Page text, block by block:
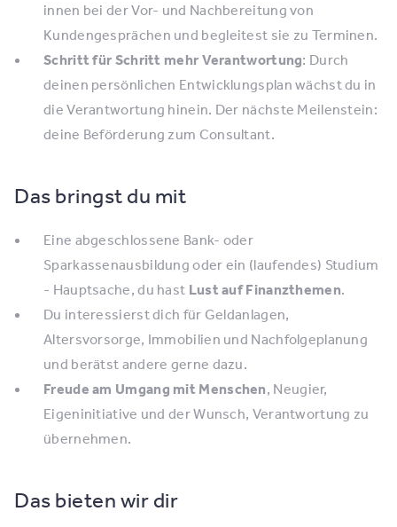
innen bei der Vor- und Nachbereitung von
Kundengesprächen und begleitest sie zu Terminen.
Schritt für Schritt mehr Verantwortung: Durch
deinen persönlichen Entwicklungsplan wächst du in
die Verantwortung hinein. Der nächste Meilenstein:
deine Beförderung zum Consultant.
Das bringst du mit
Eine abgeschlossene Bank- oder
Sparkassenausbildung oder ein (laufendes) Studium
- Hauptsache, du hast Lust auf Finanzthemen.
Du interessierst dich für Geldanlagen,
Altersvorsorge, Immobilien und Nachfolgeplanung
und berätst andere gerne dazu.
Freude am Umgang mit Menschen, Neugier,
Eigeninitiative und der Wunsch, Verantwortung zu
übernehmen.
Das bieten wir dir